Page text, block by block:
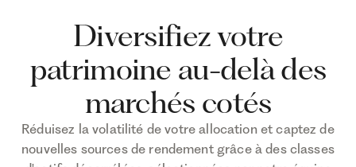
Diversifiez votre
patrimoine au-delà des
marchés cotés
Réduisez la volatilité de votre allocation et captez de
nouvelles sources de rendement grâce à des classes